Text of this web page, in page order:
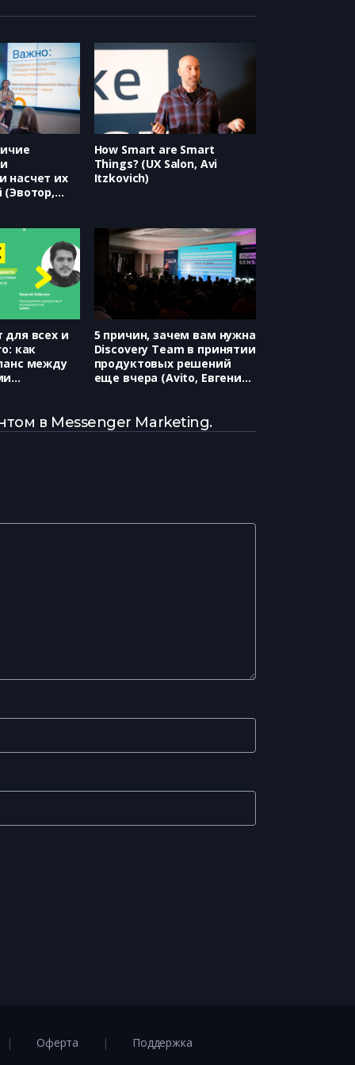
насчет их
(Эвотор,
How Smart are Smart
Things? (UX Salon, Avi
Itzkovich)
для всех и
как
между
5 причин, зачем вам нужна
Discovery Team в принятии
продуктовых решений
еще вчера (Avito, Евгений
в Messenger Marketing.
Оферта Поддержка